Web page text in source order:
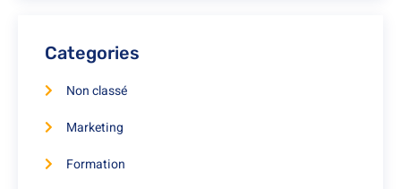
Categories
Non classé
Marketing
Formation